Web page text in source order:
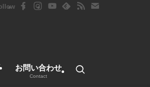
お問い合わせ
Contact